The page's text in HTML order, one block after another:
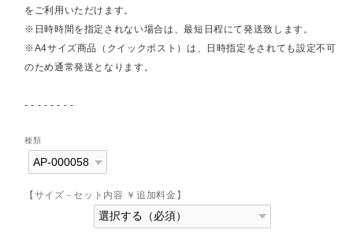
をご利用いただけます。
※日時時間を指定されない場合は、最短日程にて発送致します。
※A4サイズ商品（クイックポスト）は、日時指定をされても設定不可
のため通常発送となります。
- - - - - - - -
種類
【サイズ - セット内容 ￥追加料金】